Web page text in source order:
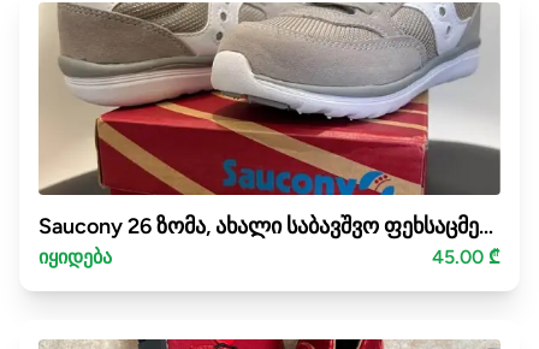
Saucony 26 ზომა, ახალი საბავშვო ფეხსაცმელი
იყიდება 45.00 ₾